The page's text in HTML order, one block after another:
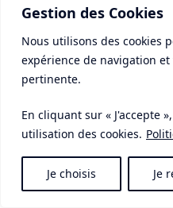
Gestion des Cookies
Nous utilisons des cookies
expérience de navigation
pertinente.
En cliquant sur « J'accepte
utilisation des cookies.
Je choisis Je
Beach Volley
samedi 20 juin-9h00à18h00
plagette, Jardin Montet
SAM
20